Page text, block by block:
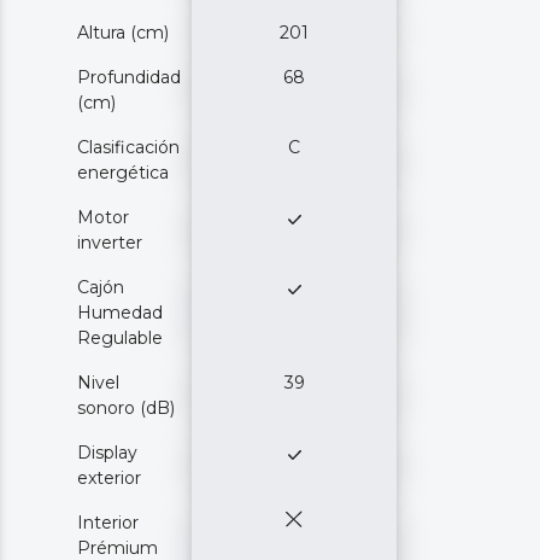
Altura (cm) 201
Profundidad
(cm)
68
Clasificación
energética
C
Motor
inverter
Cajón
Humedad
Regulable
Nivel
sonoro (dB)
39
Display
exterior
Interior
Prémium